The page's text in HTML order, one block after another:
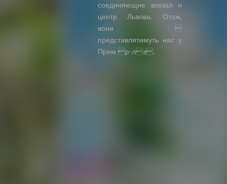
соединяющие вокзал и
центр Львова. Отож,
вони 
представлятимуть нас у
Прем р-лз.